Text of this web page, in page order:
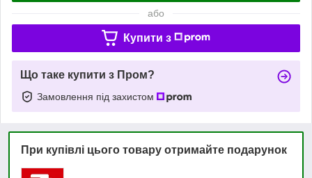
або
Купити з
Що таке купити з Пром?
Замовлення під захистом
При купівлі цього товару отримайте подарунок